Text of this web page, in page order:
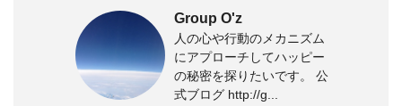
Group O'z
人の心や行動のメカニズム
にアプローチしてハッピー
の秘密を探りたいです。 公
式ブログ http://g...